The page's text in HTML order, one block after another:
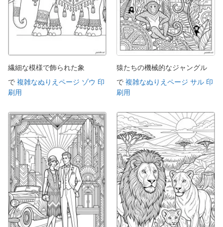
繊細な模様で飾られた象
で 複雑なぬりえページ ゾウ 印
刷用
猿たちの機械的なジャングル
で 複雑なぬりえページ サル 印
刷用